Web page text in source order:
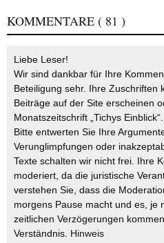
KOMMENTARE ( 81 )
Liebe Leser!
Wir sind dankbar für Ihre
Beteiligung sehr. Ihre Zuschriften
Beiträge auf der Site erscheinen
Monatszeitschrift „Tichys Einblick“.
Bitte entwerten Sie Ihre
Verunglimpfungen oder
Texte schalten wir nicht frei. Ihre
moderiert, da die juristische
verstehen Sie, dass die
morgens Pause macht und es, je
zeitlichen Verzögerungen
Verständnis. Hinweis